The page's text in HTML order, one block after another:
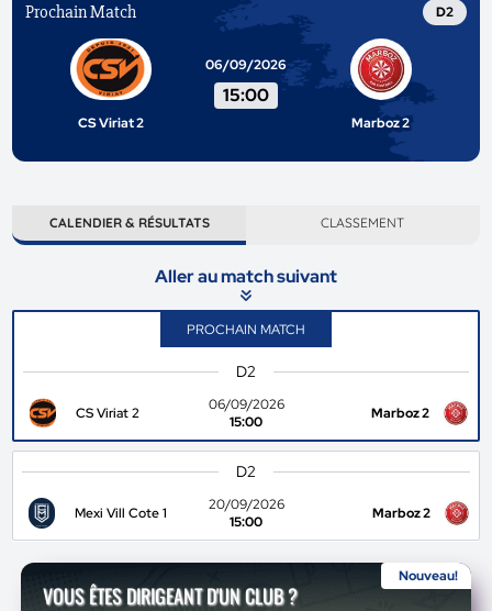
Prochain Match D2
CS Viriat 2
06/09/2026
15:00
Marboz 2
CALENDIER & RÉSULTATS CLASSEMENT
Aller au match suivant
PROCHAIN MATCH
D2
CS Viriat 2
06/09/2026
15:00
Marboz 2
D2
Mexi Vill Cote 1
20/09/2026
15:00
Marboz 2
Nouveau!
VOUS ÊTES DIRIGEANT D'UN CLUB ?